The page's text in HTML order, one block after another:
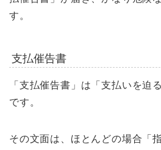
す。
支払催告書
「支払催告書」は「支払いを迫
です。
その文面は、ほとんどの場合「